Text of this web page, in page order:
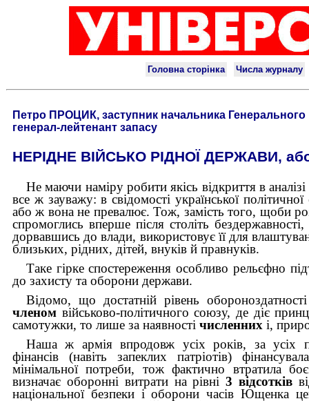
Петро ПРОЦИК, заступник начальника Генерального
генерал-лейтенант запасу
НЕРІДНЕ ВІЙСЬКО РІДНОЇ ДЕРЖАВИ,
Не маючи на­міру робити якісь відкриття в
все ж зауважу: в свідомості української
або ж вона не превалює. Тож, замість того, щоби
спромоглись вперше після століть
дорвавшись до влади, використовує її для
близьких, рідних, дітей, внуків й правнуків.
Таке гірке спостереження особливо рельєфно
до захисту та оборони держави.
Відомо, що достатній рівень
членом військово-політичного союзу, де діє
самотужки, то лише за наявності численних і,
Наша ж армія впродовж усіх років, за усіх
фінансів (навіть запеклих патріотів)
мінімальної потреби, тож фактично втратила
визначає оборонні витрати на рівні3 відсотків
національної безпеки і оборони часів Ющенка